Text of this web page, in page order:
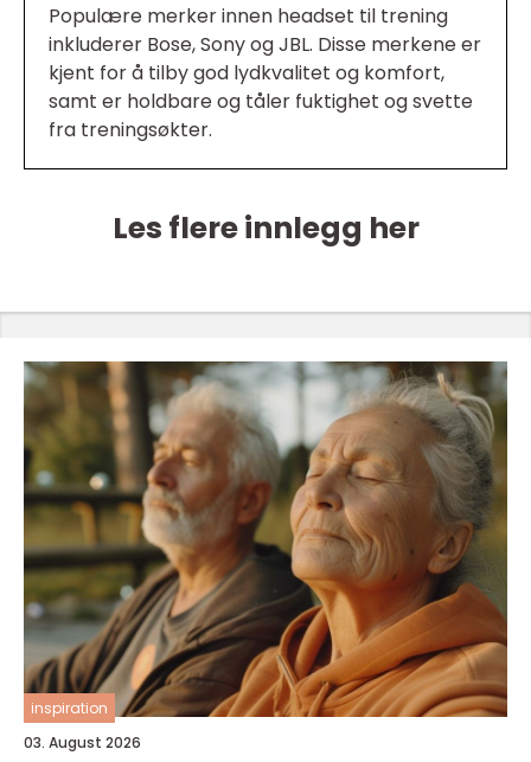
Populære merker innen headset til trening
inkluderer Bose, Sony og JBL. Disse merkene er
kjent for å tilby god lydkvalitet og komfort,
samt er holdbare og tåler fuktighet og svette
fra treningsøkter.
Les flere innlegg her
inspiration
03. August 2026